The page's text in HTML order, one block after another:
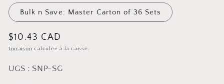
Bulk n Save: Master Carton of 36 Sets
Prix
​​
$10.43 CAD
Livraison calculée à la caisse.
UGS : SNP-SG